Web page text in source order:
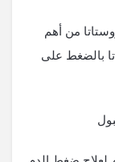
من أهم
بالضغط على